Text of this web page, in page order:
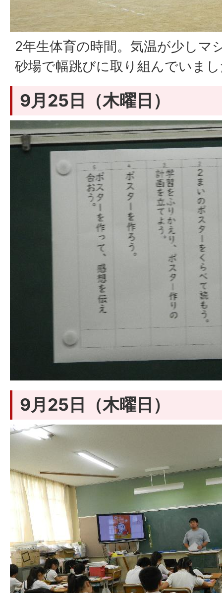
2年生体育の時間。気温が少しマ
砂場で幅跳びに取り組んでいま
9月25日（木曜日）
9月25日（木曜日）